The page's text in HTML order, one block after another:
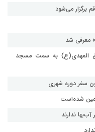
برگزار می‌شود
معرفی شد
المهدی(ع) به سمت مسجد
شده‌است
ندارند